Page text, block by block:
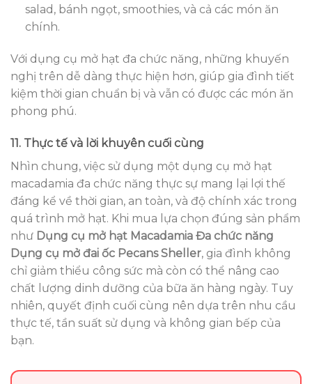
salad, bánh ngọt, smoothies, và cả các món ăn
chính.
Với dụng cụ mở hạt đa chức năng, những khuyến
nghị trên dễ dàng thực hiện hơn, giúp gia đình tiết
kiệm thời gian chuẩn bị và vẫn có được các món ăn
phong phú.
11. Thực tế và lời khuyên cuối cùng
Nhìn chung, việc sử dụng một dụng cụ mở hạt
macadamia đa chức năng thực sự mang lại lợi thế
đáng kể về thời gian, an toàn, và độ chính xác trong
quá trình mở hạt. Khi mua lựa chọn đúng sản phẩm
như Dụng cụ mở hạt Macadamia Đa chức năng
Dụng cụ mở đai ốc Pecans Sheller, gia đình không
chỉ giảm thiểu công sức mà còn có thể nâng cao
chất lượng dinh dưỡng của bữa ăn hàng ngày. Tuy
nhiên, quyết định cuối cùng nên dựa trên nhu cầu
thực tế, tần suất sử dụng và không gian bếp của
bạn.